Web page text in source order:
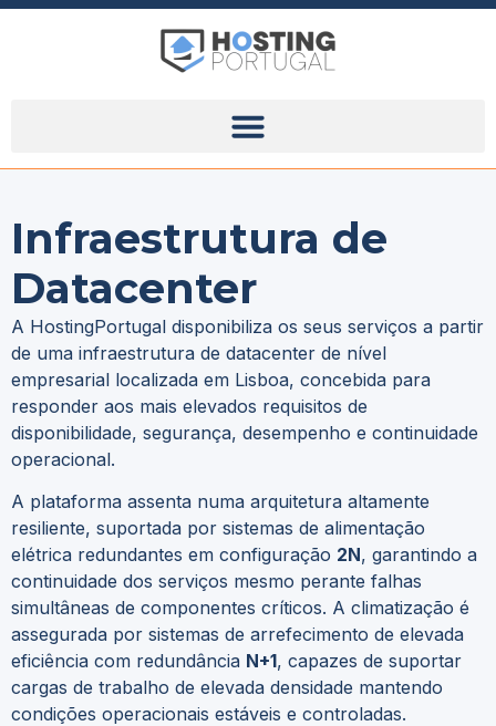
Infraestrutura de
Datacenter
A HostingPortugal disponibiliza os seus serviços a partir
de uma infraestrutura de datacenter de nível
empresarial localizada em Lisboa, concebida para
responder aos mais elevados requisitos de
disponibilidade, segurança, desempenho e continuidade
operacional.
A plataforma assenta numa arquitetura altamente
resiliente, suportada por sistemas de alimentação
elétrica redundantes em configuração 2N, garantindo a
continuidade dos serviços mesmo perante falhas
simultâneas de componentes críticos. A climatização é
assegurada por sistemas de arrefecimento de elevada
eficiência com redundância N+1, capazes de suportar
cargas de trabalho de elevada densidade mantendo
condições operacionais estáveis e controladas.